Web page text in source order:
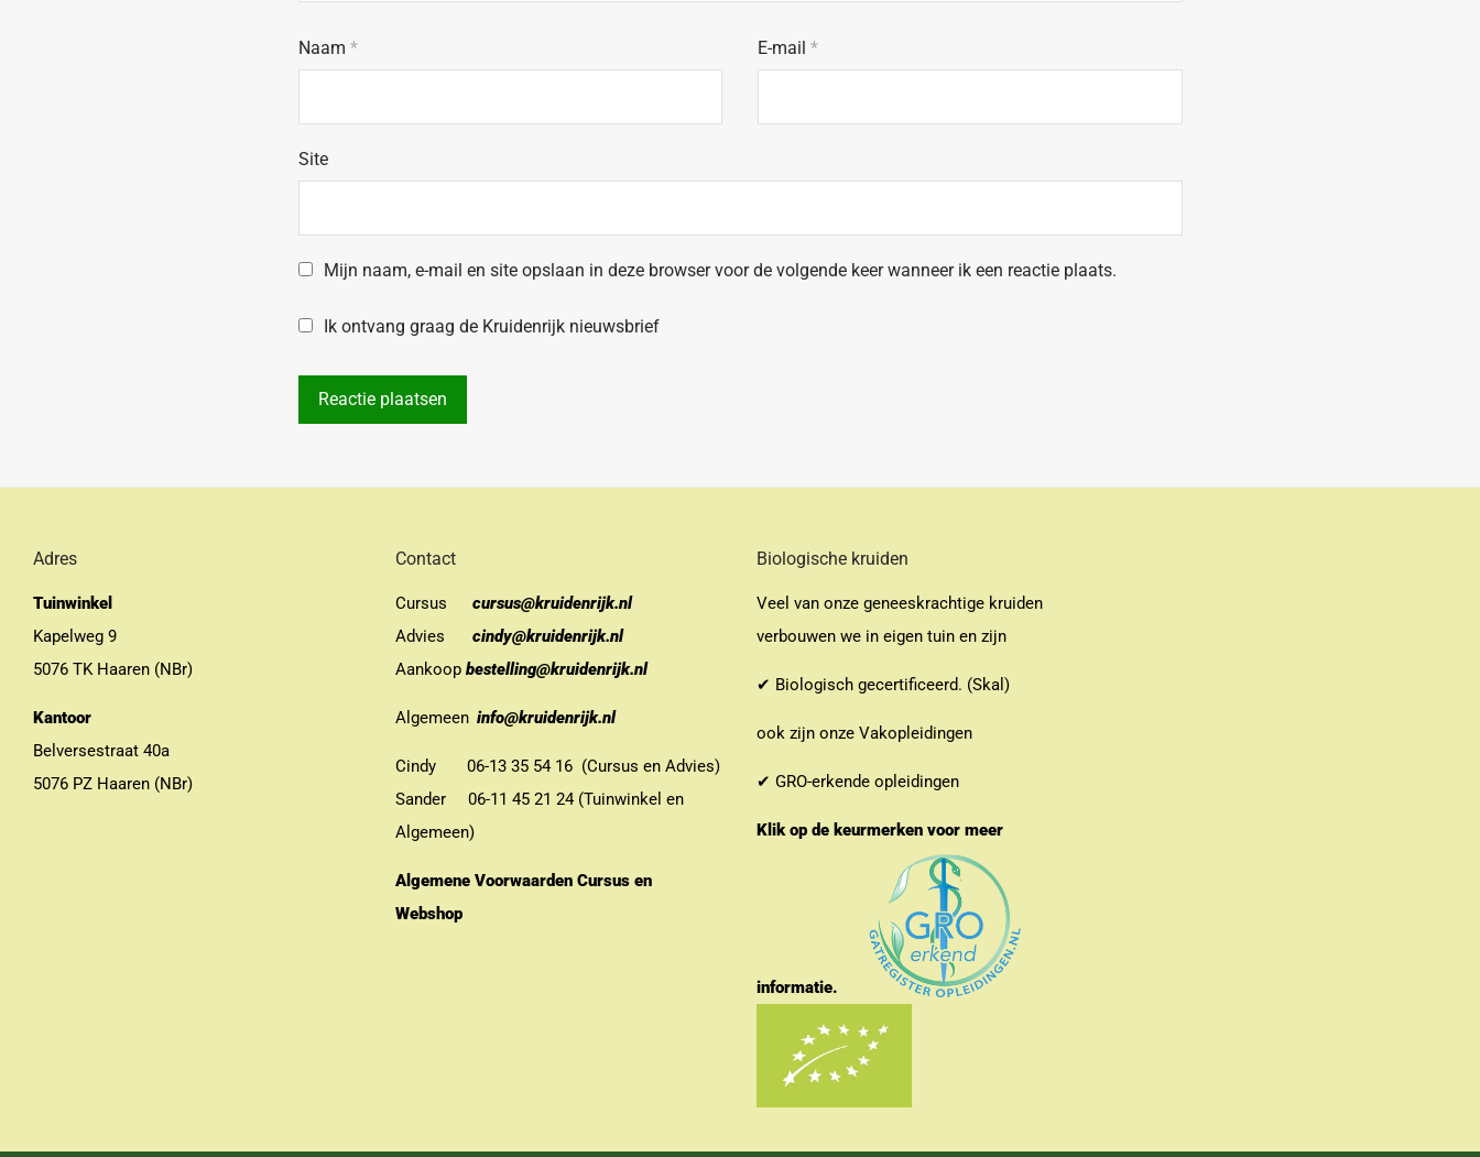
Naam * E-mail*
Site
Mijn naam, e-mail en site opslaan in deze browser voor de volgende keer wanneer ik een reactie plaats.
Ik ontvang graag de Kruidenrijk nieuwsbrief
Adres
Tuinwinkel
Kapelweg 9
5076 TK Haaren (NBr)
Kantoor
Belversestraat 40a
5076 PZ Haaren (NBr)
Contact
Cursus
cursus@kruidenrijk.nl
Advies
cindy@kruidenrijk.nl
Aankoop bestelling@kruidenrijk.nl
Algemeen info@kruidenrijk.nl
Cindy 06-13 35 54 16 (Cursus en Advies)
Sander 06-11 45 21 24 (Tuinwinkel en
Algemeen)
Algemene Voorwaarden Cursus en
Webshop
Biologische kruiden
Veel van onze geneeskrachtige kruiden
verbouwen we in eigen tuin en zijn
✔ Biologisch gecertificeerd. (Skal)
ook zijn onze Vakopleidingen
✔ GRO-erkende opleidingen
Klik op de keurmerken voor meer
informatie.